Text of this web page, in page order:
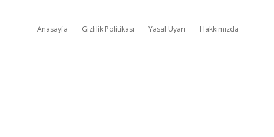
Anasayfa Gizlilik Politikası Yasal Uyarı Hakkımızda